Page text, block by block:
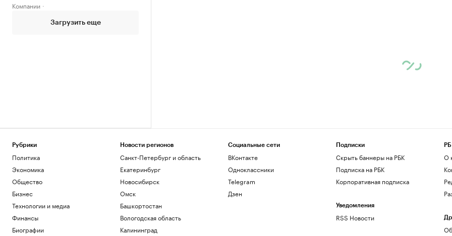
Компании
Загрузить еще
Рубрики
Политика
Экономика
Общество
Бизнес
Технологии и медиа
Финансы
Биографии
Новости регионов
Санкт-Петербург и область
Екатеринбург
Новосибирск
Омск
Башкортостан
Вологодская область
Калининград
Социальные сети
ВКонтакте
Одноклассники
Telegram
Дзен
Подписки
Скрыть баннеры на РБК
Подписка на РБК
Корпоративная подписка
Уведомления
RSS Новости
О